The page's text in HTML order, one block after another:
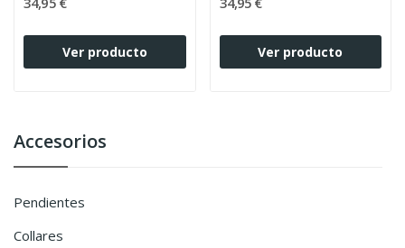
Accesorios
Pendientes
Collares
Ver producto Ver producto